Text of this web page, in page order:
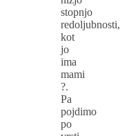
stopnjo
redoljubnosti,
kot
jo
ima
mami
?.
Pa
pojdimo
po